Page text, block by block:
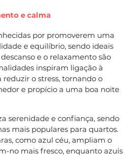
e calma
por promoverem uma
e equilíbrio, sendo ideais
e o relaxamento são
inspiram ligação à
o stress, tornando o
e propício a uma boa noite
serenidade e confiança, sendo
mais populares para quartos.
como azul céu, ampliam o
no mais fresco, enquanto azuis